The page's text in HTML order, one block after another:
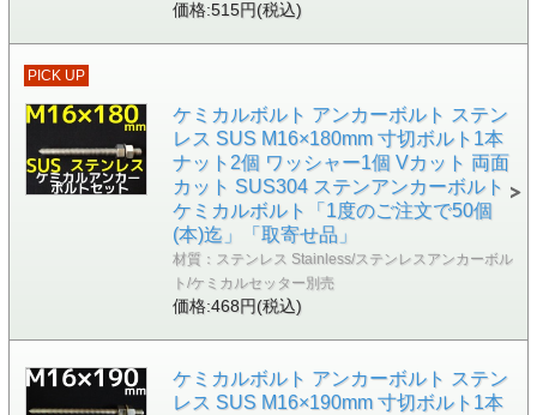
価格:515円(税込)
PICK UP
ケミカルボルト アンカーボルト ステン
レス SUS M16×180mm 寸切ボルト1本
ナット2個 ワッシャー1個 Vカット 両面
カット SUS304 ステンアンカーボルト
ケミカルボルト「1度のご注文で50個
(本)迄」「取寄せ品」
材質：ステンレス Stainless/ステンレスアンカーボル
ト/ケミカルセッター別売
価格:468円(税込)
ケミカルボルト アンカーボルト ステン
レス SUS M16×190mm 寸切ボルト1本